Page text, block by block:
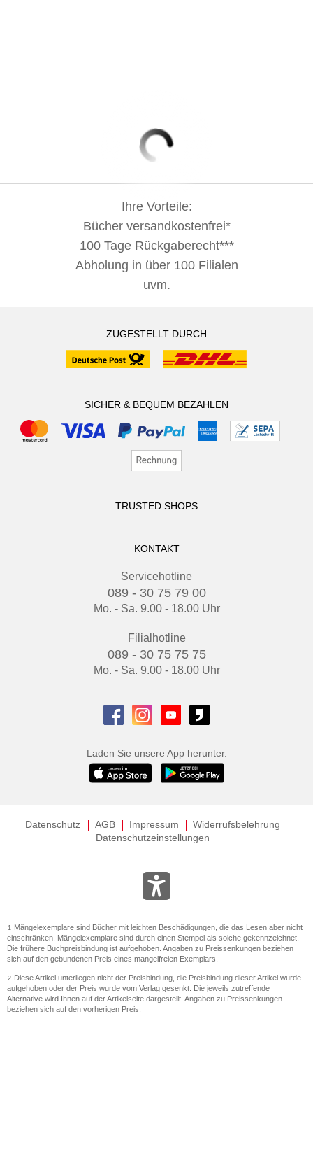
Ihre Vorteile:
Bücher versandkostenfrei*
100 Tage Rückgaberecht***
Abholung in über 100 Filialen
uvm.
ZUGESTELLT DURCH
SICHER & BEQUEM BEZAHLEN
TRUSTED SHOPS
KONTAKT
Servicehotline
089 - 30 75 79 00
Mo. - Sa. 9.00 - 18.00 Uhr
Filialhotline
089 - 30 75 75 75
Mo. - Sa. 9.00 - 18.00 Uhr
Laden Sie unsere App herunter.
Datenschutz AGB Impressum
Widerrufsbelehrung
Datenschutzeinstellungen
1
Mängelexemplare sind Bücher mit leichten Beschädigungen, die das Lesen aber nicht
einschränken. Mängelexemplare sind durch einen Stempel als solche gekennzeichnet.
Die frühere Buchpreisbindung ist aufgehoben. Angaben zu Preissenkungen beziehen
sich auf den gebundenen Preis eines mangelfreien Exemplars.
2 Diese Artikel unterliegen nicht der Preisbindung, die Preisbindung dieser Artikel wurde
aufgehoben oder der Preis wurde vom Verlag gesenkt. Die jeweils zutreffende
Alternative wird Ihnen auf der Artikelseite dargestellt. Angaben zu Preissenkungen
beziehen sich auf den vorherigen Preis.